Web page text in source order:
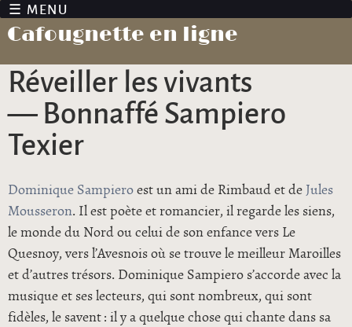
Cafougnette en ligne
Réveiller les vivants
— Bonnaffé Sampiero
Texier
Dominique Sampiero est un ami de Rimbaud et de Jules
Mousseron. Il est poète et romancier, il regarde les siens,
le monde du Nord ou celui de son enfance vers Le
Quesnoy, vers l’Avesnois où se trouve le meilleur Maroilles
et d’autres trésors. Dominique Sampiero s’accorde avec la
musique et ses lecteurs, qui sont nombreux, qui sont
fidèles, le savent : il y a quelque chose qui chante dans sa